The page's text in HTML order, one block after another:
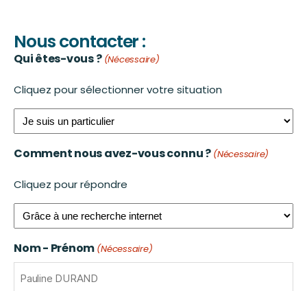
Nous contacter :
Qui êtes-vous ? (Nécessaire)
Cliquez pour sélectionner votre situation
Comment nous avez-vous connu ? (Nécessaire)
Cliquez pour répondre
Nom - Prénom (Nécessaire)